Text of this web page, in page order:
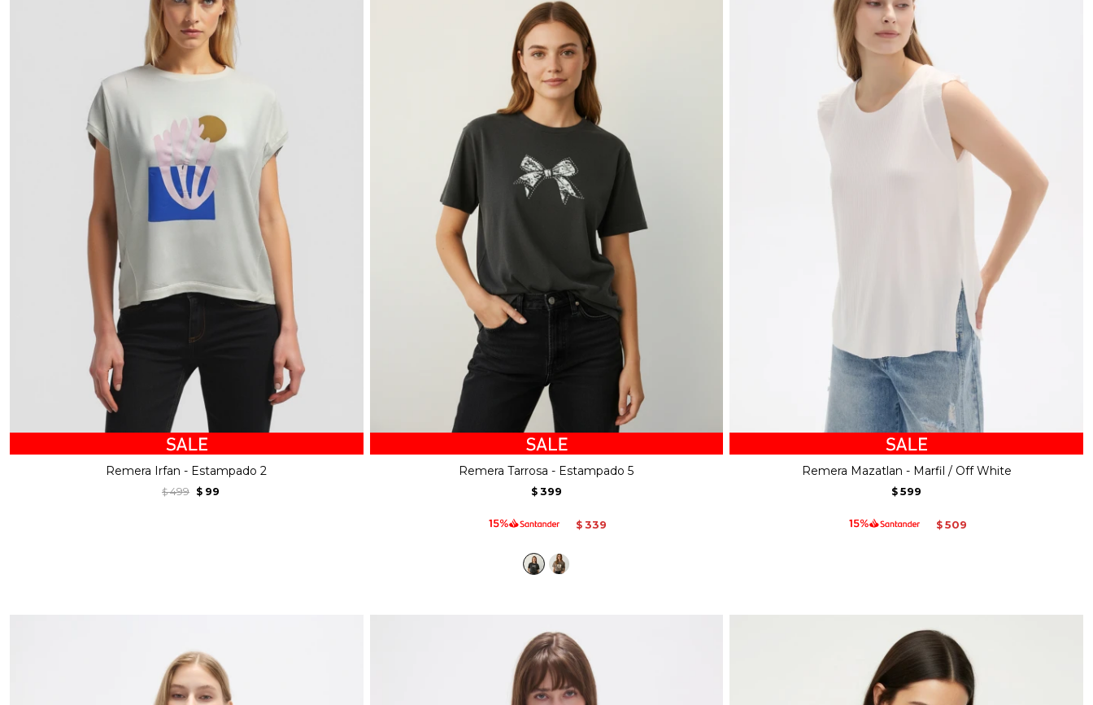
Remera Irfan - Estampado 2
$ 499 $ 99
Remera Tarrosa - Estampado 5
$ 399
$ 339
Remera Mazatlan - Marfil / Off White
$ 599
$ 509